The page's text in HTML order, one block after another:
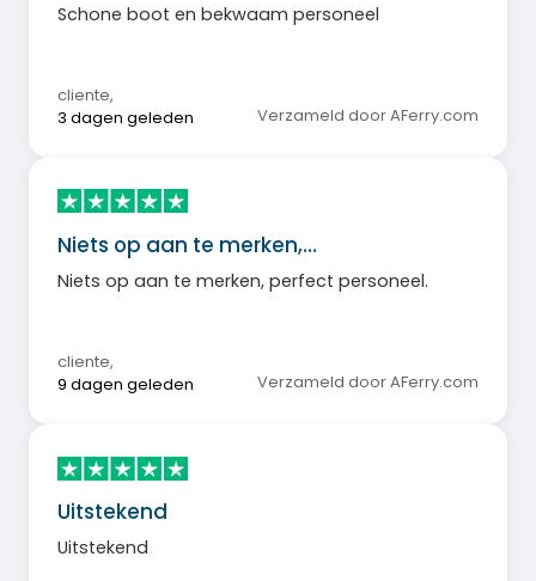
Schone boot en bekwaam personeel
cliente,
3 dagen geleden
Verzameld door AFerry.com
Niets op aan te merken,…
Niets op aan te merken, perfect personeel.
cliente,
9 dagen geleden
Verzameld door AFerry.com
Uitstekend
Uitstekend